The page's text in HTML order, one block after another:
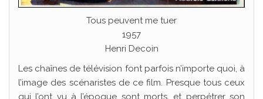
Tous peuvent me tuer
1957
Henri Decoin
Les chaînes de télévision font parfois n’importe quoi, à
l’image des scénaristes de ce film. Presque tous ceux
qui l’ont vu à l’époque sont morts, et perpétrer son